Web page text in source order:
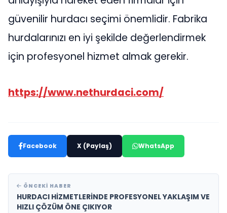
güvenilir hurdacı seçimi önemlidir. Fabrika
hurdalarınızı en iyi şekilde değerlendirmek
için profesyonel hizmet almak gerekir.
https://www.nethurdaci.com/
Facebook X (Paylaş) WhatsApp
ÖNCEKI HABER
HURDACI HİZMETLERİNDE PROFESYONEL YAKLAŞIM VE
HIZLI ÇÖZÜM ÖNE ÇIKIYOR